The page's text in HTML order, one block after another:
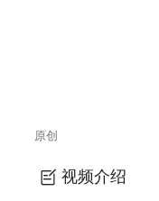
原创
视频介绍